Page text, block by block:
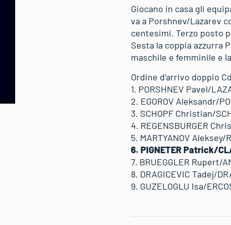
Giocano in casa gli
va a Porshnev/Lazarev
centesimi. Terzo posto
Sesta la coppia azzurra
maschile e femminile e
Ordine d’arrivo doppio
1. PORSHNEV Pavel/
2. EGOROV Aleksandr/
3. SCHOPF Christian/
4. REGENSBURGER
5. MARTYANOV Aleksey/
6. PIGNETER Patrick/
7. BRUEGGLER Rupert/
8. DRAGICEVIC Tadej/
9. GUZELOGLU Isa/